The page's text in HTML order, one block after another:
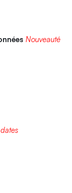
Nouveauté